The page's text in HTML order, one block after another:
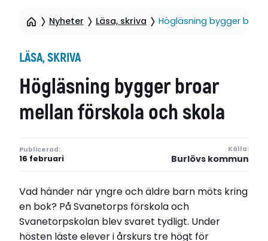
Nyheter Läsa, skriva Högläsning bygger
LÄSA, SKRIVA
Högläsning bygger broar
mellan förskola och skola
Publicerad:
16 februari
Källa:
Burlövs kommun
Vad händer när yngre och äldre barn möts kring
en bok? På Svanetorps förskola och
Svanetorpskolan blev svaret tydligt. Under
hösten läste elever i årskurs tre högt för